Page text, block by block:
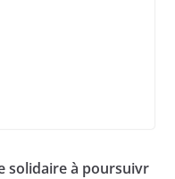
solidaire à poursuivr